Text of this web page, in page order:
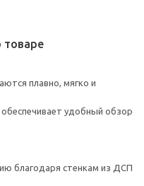
товаре
плавно, мягко и
удобный обзор
благодаря стенкам из ДСП